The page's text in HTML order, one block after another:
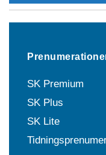
SK Premium
SK Plus
SK Lite